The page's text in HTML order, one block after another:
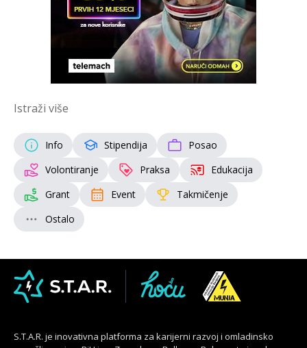
Istraži više
Info Stipendija
Posao
Volontiranje
Praksa
Edukacija
Grant
Event
Takmičenje
Ostalo
S.T.A.R. je inovativna platforma za karijerni razvoj i omladinsko